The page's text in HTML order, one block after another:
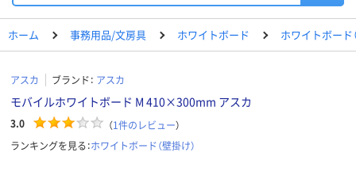
ホーム 事務用品/文房具 ホワイトボード ホワイトボード
アスカ ブランド： アスカ
モバイルホワイトボード M 410×300mm アスカ
3.0 （1件のレビュー）
ランキングを見る：ホワイトボード（壁掛け）